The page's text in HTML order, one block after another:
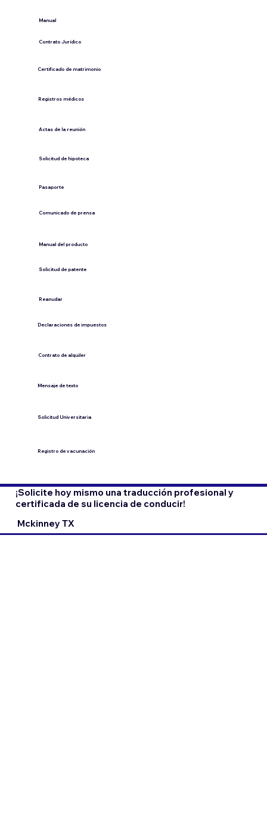
​Manual
​Contrato Jurídico
Certificado de matrimonio
Registros médicos
Actas de la reunión
Solicitud de hipoteca
Pasaporte
Comunicado de prensa
​Manual del producto
​Solicitud de patente
Contrato de alquiler
​Reanudar
Declaraciones de impuestos
​Mensaje de texto
​Solicitud Universitaria
Registro de vacunación
¡Solicite hoy mismo una traducción profesional y
certificada de su licencia de conducir!
Mckinney TX